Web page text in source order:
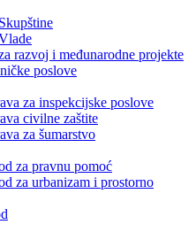
razvoj i međunarodne projekte
poslove
za inspekcijske poslove
civilne zaštite
za šumarstvo
za pravnu pomoć
za urbanizam i prostorno